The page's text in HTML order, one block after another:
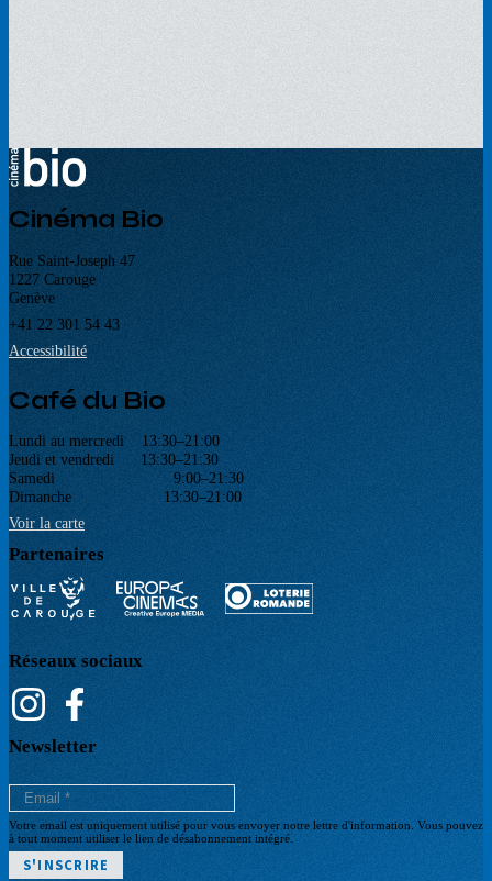
Cinéma Bio
Rue Saint-Joseph 47
1227 Carouge
Genève
+41 22 301 54 43
Accessibilité
Café du Bio
Lundi au mercredi 13:30–21:00
Jeudi et vendredi 13:30–21:30
Samedi 9:00–21:30
Dimanche 13:30–21:00
Voir la carte
Partenaires
Réseaux sociaux
Newsletter
Votre email est uniquement utilisé pour vous envoyer notre lettre d'information. Vous pouvez
à tout moment utiliser le lien de désabonnement intégré.